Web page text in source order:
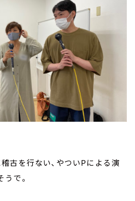
古を行ない、やついPによる演
で。